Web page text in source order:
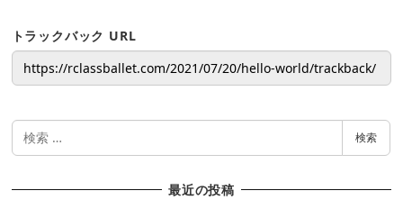
トラックバック URL
検
検索
最近の投稿